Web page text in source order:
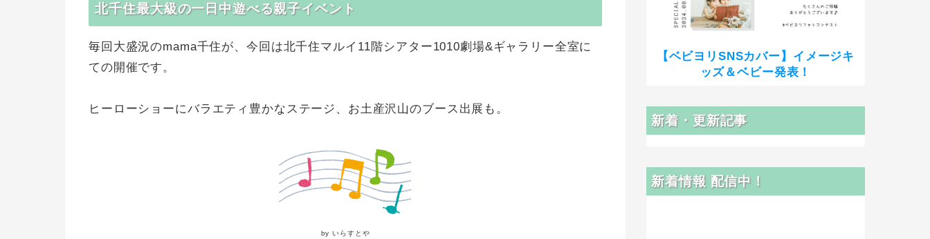
北千住最大級の一日中遊べる親子イベント
毎回大盛況のmama千住が、今回は北千住マルイ11階シアター1010劇場&ギャラリー全室に
ての開催です。
ヒーローショーにバラエティ豊かなステージ、お土産沢山のブース出展も。
by いらすとや
【ベビヨリSNSカバー】イメージキ
ッズ＆ベビー発表！
新着・更新記事
新着情報 配信中！